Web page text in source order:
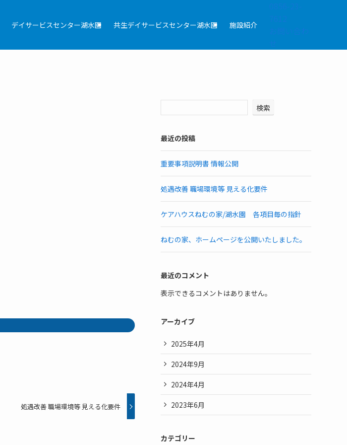
デイサービスセンター湖水園 共生デイサービスセンター湖水園 施設紹介
処遇改善 職場環境等 見える化要件
検索
最近の投稿
重要事項説明書 情報公開
処遇改善 職場環境等 見える化要件
ケアハウスねむの家/湖水園 各項目毎の指針
ねむの家、ホームページを公開いたしました。
最近のコメント
表示できるコメントはありません。
アーカイブ
2025年4月
2024年9月
2024年4月
2023年6月
カテゴリー